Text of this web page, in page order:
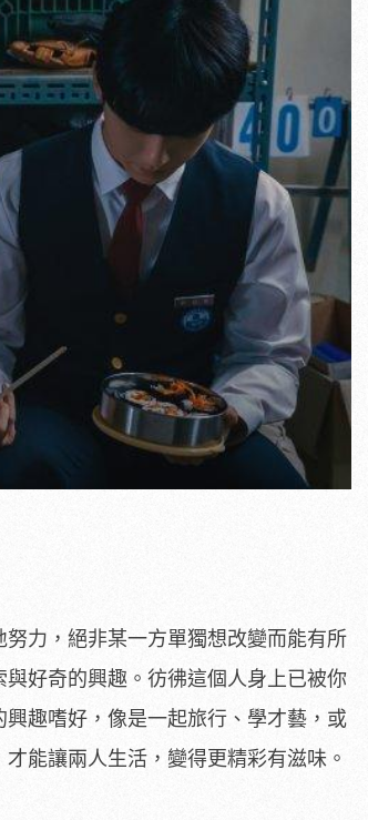
力，絕非某一方單獨想改變而能有所
好奇的興趣。彷彿這個人身上已被你
趣嗜好，像是一起旅行、學才藝，或
能讓兩人生活，變得更精彩有滋味。